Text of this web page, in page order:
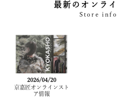
最新のオンラ
Store
2026/04/20
京嘉匠オンラインスト
ア情報